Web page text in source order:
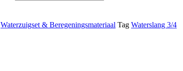
Waterzuigset & Beregeningsmateriaal Tag Waterslang 3/4